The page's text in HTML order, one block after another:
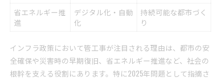
省エネルギー推
進
デジタル化・自動
化
持続可能な都市づく
り
インフラ政策において管工事が注目される理由は、都市の安
全確保や災害時の早期復旧、省エネルギー推進など、社会の
根幹を支える役割にあります。特に2025年問題として指摘さ